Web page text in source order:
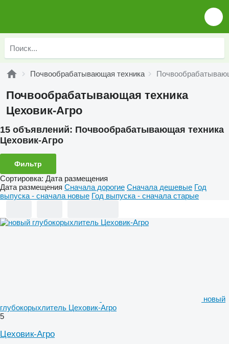
Почвообрабатывающая техника
Почвообрабатывающая техника
Цеховик-Агро
15 объявлений: Почвообрабатывающая техника
Цеховик-Агро
Фильтр
Сортировка: Дата размещения
Дата размещения Сначала дорогие Сначала дешевые Год
выпуска - сначала новые Год выпуска - сначала старые
новый
глубокорыхлитель Цеховик-Агро
5
Цеховик-Агро